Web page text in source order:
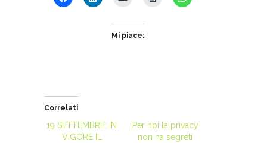
Mi piace:
Correlati
19 SETTEMBRE: IN
VIGORE IL
Per noi la privacy
non ha segreti